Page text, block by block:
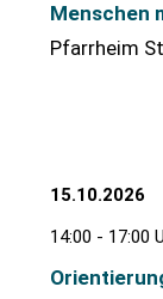
Menschen
Pfarrheim
15.10.2026
14:00 - 17:00